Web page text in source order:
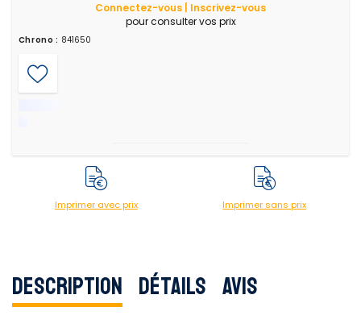
Connectez-vous | Inscrivez-vous
pour consulter vos prix
Chrono : 841650
Imprimer avec prix Imprimer sans prix
Description Détails Avis